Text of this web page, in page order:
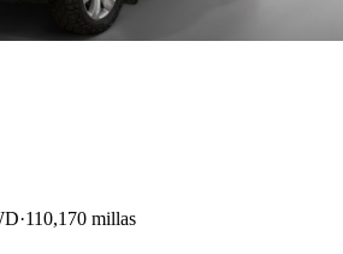
110,170 millas